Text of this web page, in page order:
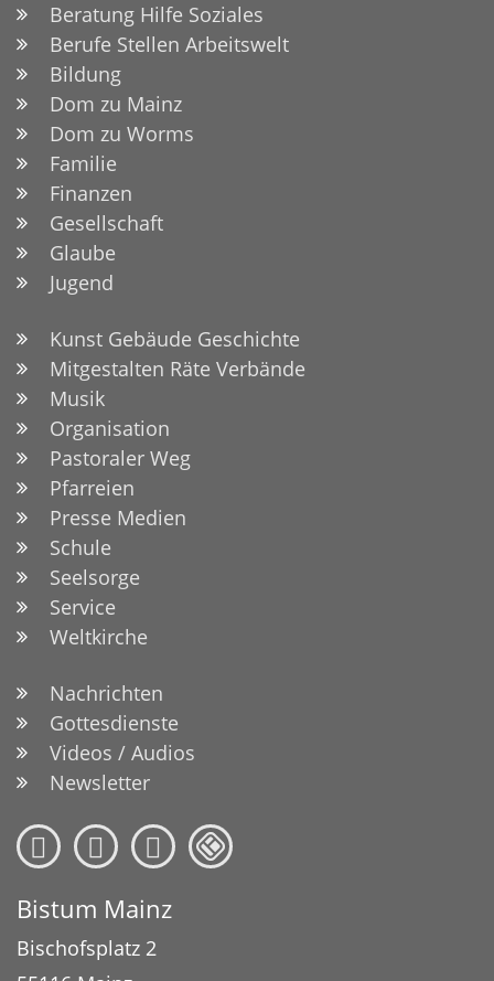
Beratung Hilfe Soziales
Berufe Stellen Arbeitswelt
Bildung
Dom zu Mainz
Dom zu Worms
Familie
Finanzen
Gesellschaft
Glaube
Jugend
Kunst Gebäude Geschichte
Mitgestalten Räte Verbände
Musik
Organisation
Pastoraler Weg
Pfarreien
Presse Medien
Schule
Seelsorge
Service
Weltkirche
Nachrichten
Gottesdienste
Videos / Audios
Newsletter
Bistum Mainz
Bischofsplatz 2